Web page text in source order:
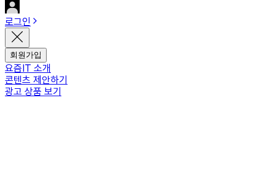
로그인
회원가입
요즘IT 소개
콘텐츠 제안하기
광고 상품 보기